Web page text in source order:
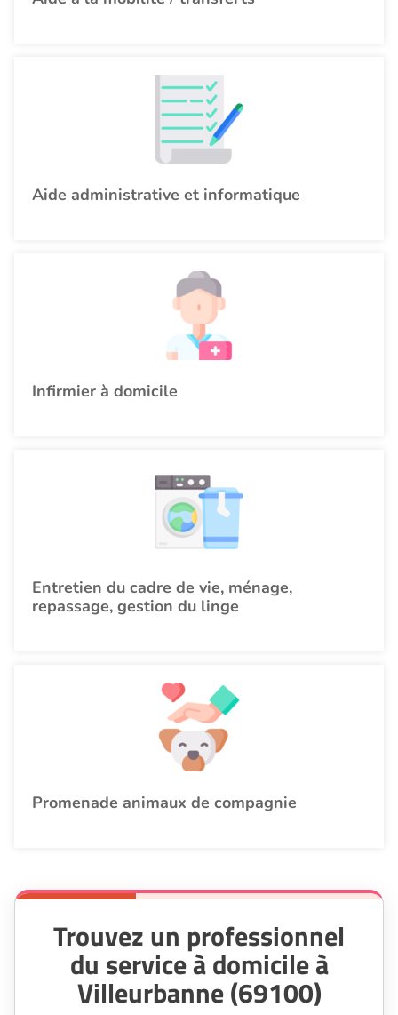
Aide administrative et informatique
Infirmier à domicile
Entretien du cadre de vie, ménage,
repassage, gestion du linge
Promenade animaux de compagnie
Trouvez un professionnel
du service à domicile à
Villeurbanne (69100)